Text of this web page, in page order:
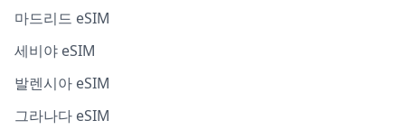
마드리드 eSIM
세비야 eSIM
발렌시아 eSIM
그라나다 eSIM